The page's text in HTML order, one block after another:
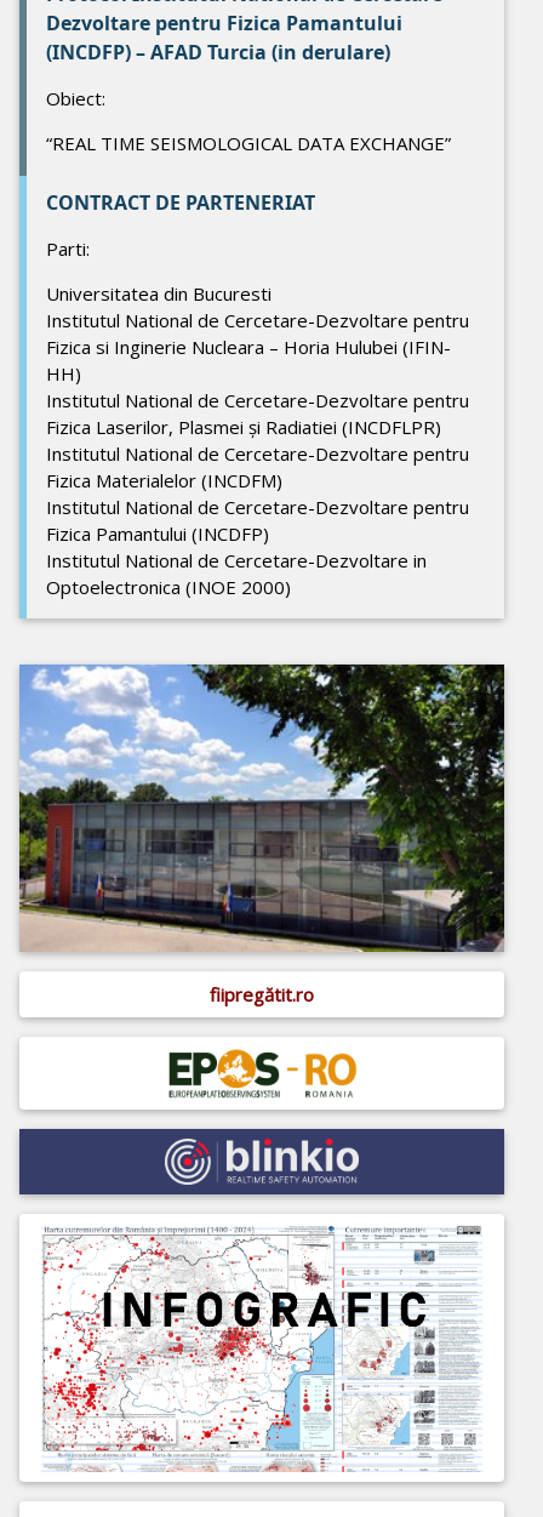
Dezvoltare pentru Fizica Pamantului
(INCDFP) – AFAD Turcia (in derulare)
Obiect:
“REAL TIME SEISMOLOGICAL DATA EXCHANGE”
CONTRACT DE PARTENERIAT
Parti:
Universitatea din Bucuresti
Institutul National de Cercetare-Dezvoltare pentru
Fizica si Inginerie Nucleara – Horia Hulubei (IFIN-
HH)
Institutul National de Cercetare-Dezvoltare pentru
Fizica Laserilor, Plasmei și Radiatiei (INCDFLPR)
Institutul National de Cercetare-Dezvoltare pentru
Fizica Materialelor (INCDFM)
Institutul National de Cercetare-Dezvoltare pentru
Fizica Pamantului (INCDFP)
Institutul National de Cercetare-Dezvoltare in
Optoelectronica (INOE 2000)
fiipregătit.ro